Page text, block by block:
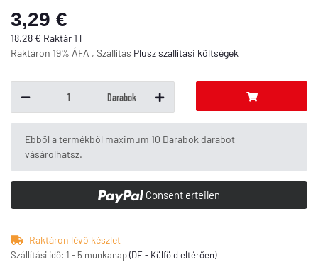
3,29 €
18,28 € Raktár 1 l
Raktáron 19% ÁFA , Szállítás Pluszszállítási költségek
Darabok
x
Ebből a termékből maximum 10 Darabok darabot
vásárolhatsz.
Consent erteilen
Raktáron lévő készlet
Szállítási idő: 1 - 5 munkanap(DE - Külföld eltérően)